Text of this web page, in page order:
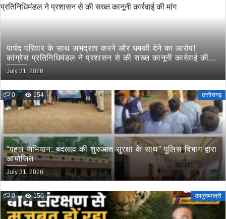
पार्षद परिवार के साथ अभद्रता करने और धमकी देने का आरोप!
कांग्रेस प्रतिनिधिमंडल ने प्रशासन से की सख्त कानूनी कार्रवाई की
मांग
July 31, 2026
0 154 छत्तीसगढ़
“पहल अभियान: बदलाव की शुरुआत सुरक्षा के साथ” पुलिस विभाग द्वारा
आयोजित
July 31, 2026
0 150 उपमुख्यमंत्री